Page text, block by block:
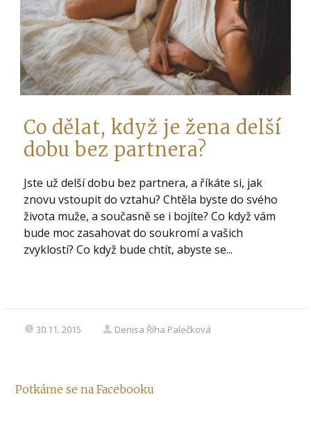
Co dělat, když je žena delší
dobu bez partnera?
Jste už delší dobu bez partnera, a říkáte si, jak
znovu vstoupit do vztahu? Chtěla byste do svého
života muže, a současně se i bojíte? Co když vám
bude moc zasahovat do soukromí a vašich
zvyklostí? Co když bude chtít, abyste se...
30.11. 2015 Denisa Říha Palečková
Potkáme se na Facebooku